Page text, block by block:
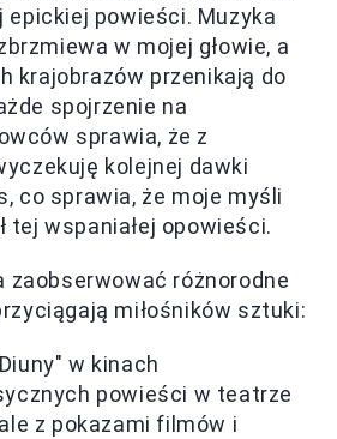
powieści. Muzyka
w mojej głowie, a
krajobrazów przenikają do
spojrzenie na
sprawia, że z
kolejnej dawki
co sprawia, że moje myśli
tej wspaniałej opowieści.
zaobserwować różnorodne
miłośników sztuki:
w kinach
powieści w teatrze
z pokazami filmów i